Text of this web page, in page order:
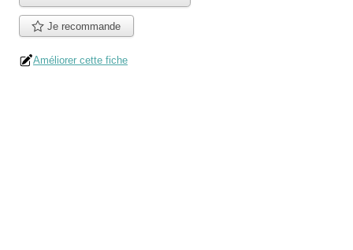
Je recommande
Améliorer cette fiche